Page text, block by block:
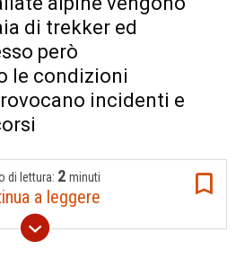
di trekker ed
però
le condizioni
incidenti e
di lettura: 2 minuti
a leggere